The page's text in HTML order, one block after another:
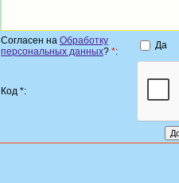
Согласен на Обработку
персональных данных? *:
Да
Код *: